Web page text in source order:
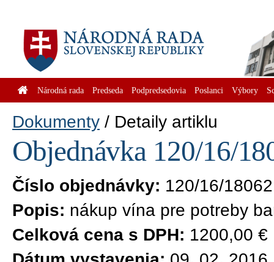
Národná rada Predseda Podpredsedovia Poslanci Výbory
Dokumenty Detaily artiklu
Objednávka 120/16/
Číslo objednávky: 120/16/18062
Popis: nákup vína pre potreby
Celková cena s DPH: 1200,00 €